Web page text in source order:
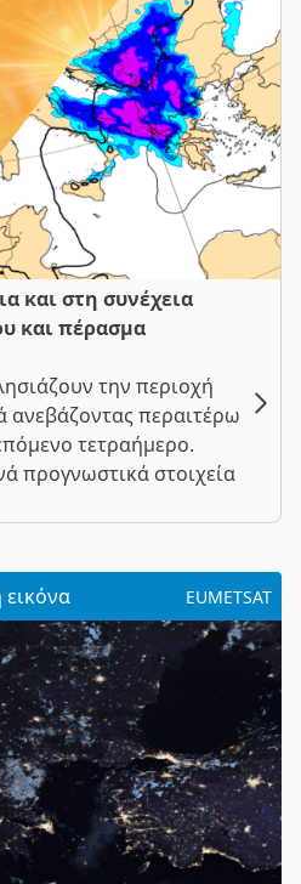
και στη συνέχεια
και πέρασμα
την περιοχή
ανεβάζοντας περαιτέρω
τετραήμερο.
προγνωστικά στοιχεία
EUMETSAT